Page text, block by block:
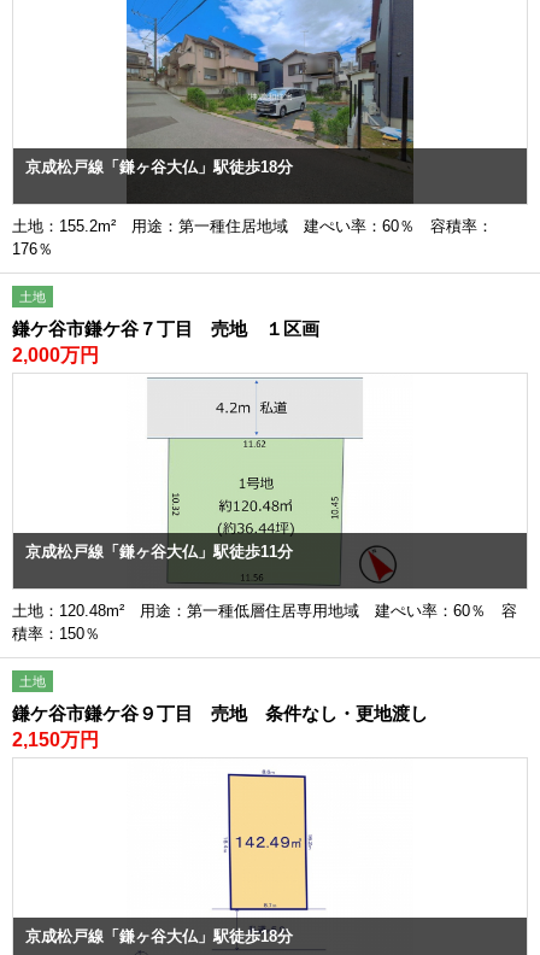
京成松戸線「鎌ヶ谷大仏」駅徒歩18分
土地：155.2m² 用途：第一種住居地域 建ぺい率：60％ 容積率：
176％
土地
鎌ケ谷市鎌ケ谷７丁目 売地 １区画
2,000万円
京成松戸線「鎌ヶ谷大仏」駅徒歩11分
土地：120.48m² 用途：第一種低層住居専用地域 建ぺい率：60％ 容
積率：150％
土地
鎌ケ谷市鎌ケ谷９丁目 売地 条件なし・更地渡し
2,150万円
京成松戸線「鎌ヶ谷大仏」駅徒歩18分